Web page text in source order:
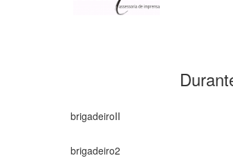
Durante os
brigadeiroII
brigadeiro2